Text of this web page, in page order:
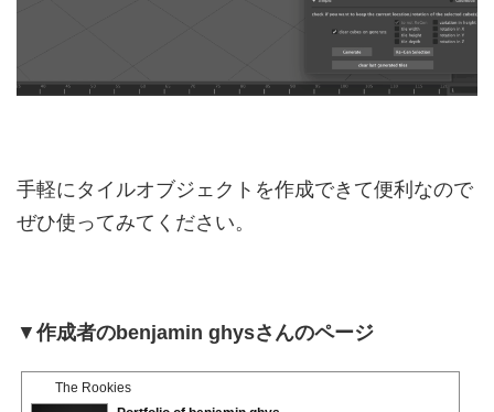
手軽にタイルオブジェクトを作成できて便利なので
ぜひ使ってみてください。
▼ 作成者のbenjamin ghysさんのページ
The Rookies